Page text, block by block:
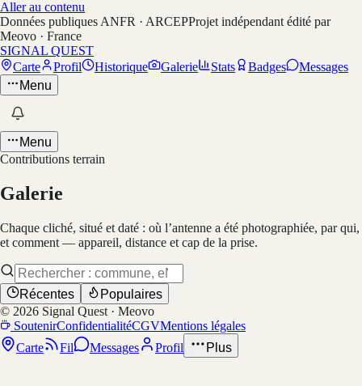
Aller au contenu
Données publiques ANFR · ARCEPProjet indépendant édité par
Meovo · France
SIGNAL QUEST
Carte
Profil Historique Galerie Stats Badges
Messages
Menu
Menu
Contributions terrain
Galerie
Chaque cliché, situé et daté : où l’antenne a été photographiée, par qui,
et comment — appareil, distance et cap de la prise.
Récentes
Populaires
© 2026 Signal Quest · Meovo
SoutenirConfidentialitéCGVMentions légales
Carte
Fil Messages Profil Plus